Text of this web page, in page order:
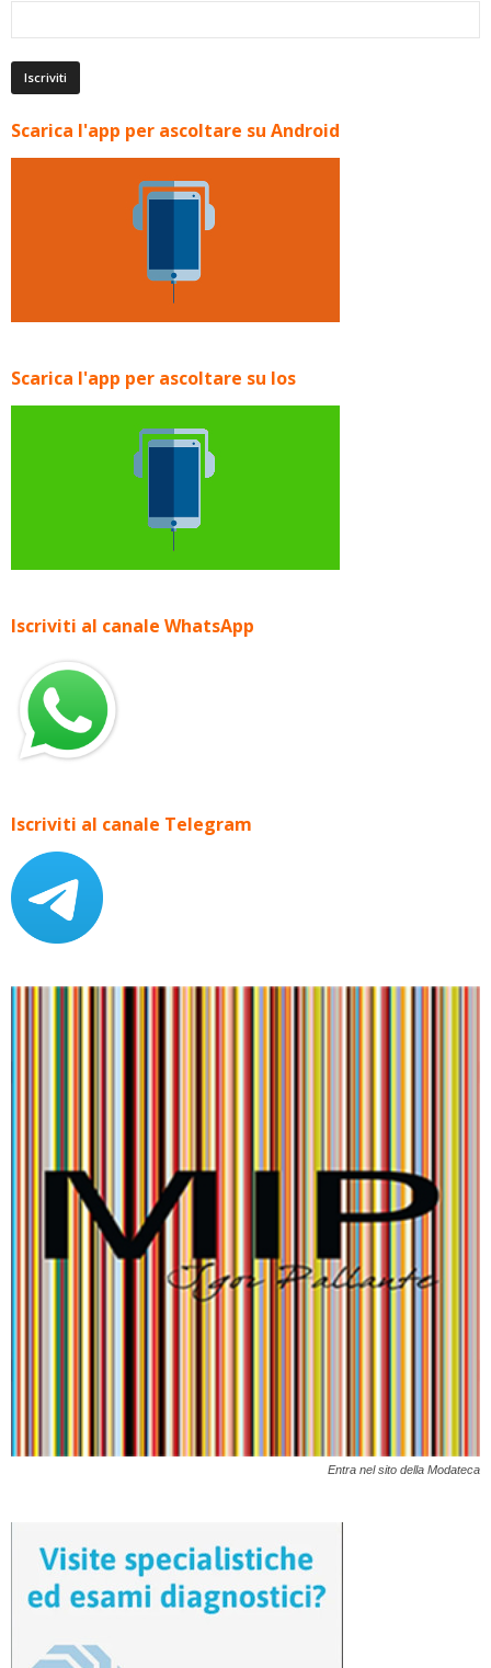
Scarica l'app per ascoltare su Android
Scarica l'app per ascoltare su Ios
Iscriviti al canale WhatsApp
Iscriviti al canale Telegram
Entra nel sito della Modateca